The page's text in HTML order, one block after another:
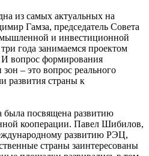
из самых актуальных на
Гамза, председатель Совета
и инвестиционной
года занимаемся проектом
вопрос формирования
– это вопрос реального
развития страны к
была посвящена развитию
кооперации. Павел Шибилов,
развитию РЭЦ,
страны заинтересованы